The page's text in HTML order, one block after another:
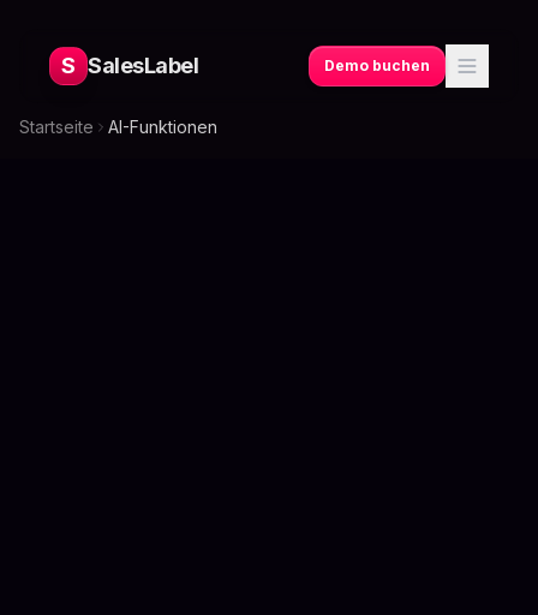
S SalesLabel Demo buchen
Startseite AI-Funktionen